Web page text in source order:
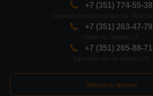
+7 (351) 774-55-38
+7 (351) 263-47-79
+7 (351) 265-88-71
Заказать звонок